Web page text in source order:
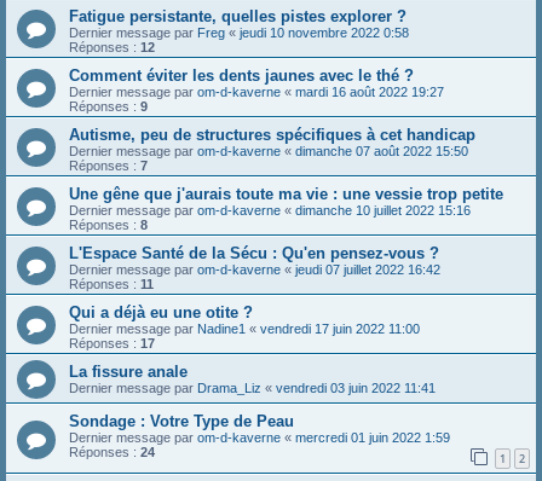
Fatigue persistante, quelles pistes explorer ?
Dernier message par Freg « jeudi 10 novembre 2022 0:58
Réponses : 12
Comment éviter les dents jaunes avec le thé ?
Dernier message par om-d-kaverne « mardi 16 août 2022 19:27
Réponses : 9
Autisme, peu de structures spécifiques à cet handicap
Dernier message par om-d-kaverne « dimanche 07 août 2022 15:50
Réponses : 7
Une gêne que j'aurais toute ma vie : une vessie trop petite
Dernier message par om-d-kaverne « dimanche 10 juillet 2022 15:16
Réponses : 8
L'Espace Santé de la Sécu : Qu'en pensez-vous ?
Dernier message par om-d-kaverne « jeudi 07 juillet 2022 16:42
Réponses : 11
Qui a déjà eu une otite ?
Dernier message par Nadine1 « vendredi 17 juin 2022 11:00
Réponses : 17
La fissure anale
Dernier message par Drama_Liz « vendredi 03 juin 2022 11:41
Sondage : Votre Type de Peau
Dernier message par om-d-kaverne « mercredi 01 juin 2022 1:59
Réponses : 24 1 2